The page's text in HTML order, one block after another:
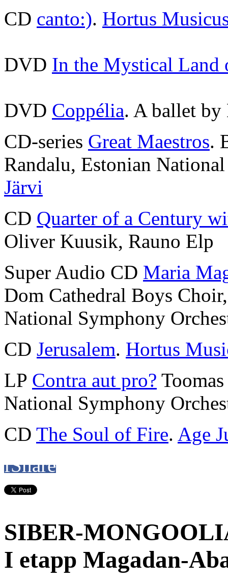
CD canto:). Hortus
DVD In the Mystical Land
DVD Coppélia. A ballet by
CD-series Great Maestros.
Randalu, Estonian
Järvi
CD Quarter of a Century
Oliver Kuusik, Rauno Elp
Super Audio CD Maria
Dom Cathedral Boys
National Symphony
CD Jerusalem. Hortus
LP Contra aut pro?
National Symphony
CD The Soul of Fire. Age
fShare
SIBER-
I etapp Magadan-